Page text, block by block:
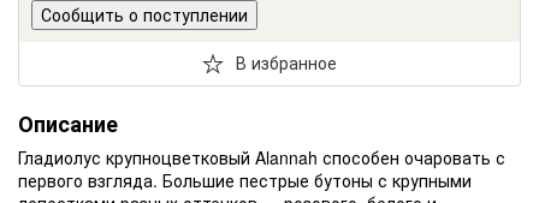
Сообщить о поступлении
В избранное
Описание
Гладиолус крупноцветковый Alannah способен очаровать с
первого взгляда. Большие пестрые бутоны с крупными